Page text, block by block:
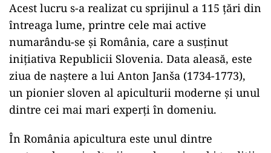
Acest lucru s-a realizat cu sprijinul a 115 țări din
întreaga lume, printre cele mai active
numarându-se și România, care a susținut
inițiativa Republicii Slovenia. Data aleasă, este
ziua de naștere a lui Anton Janša (1734-1773),
un pionier sloven al apiculturii moderne și unul
dintre cei mai mari experți în domeniu.
În România apicultura este unul dintre